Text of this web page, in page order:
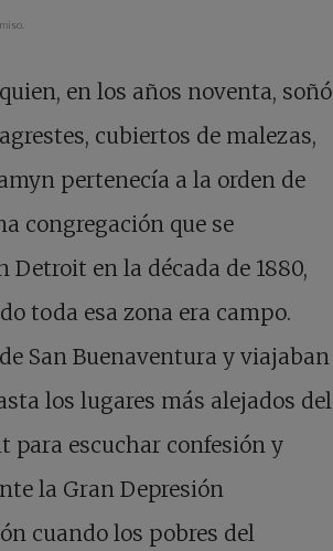
en los años noventa, soñó
cubiertos de malezas,
pertenecía a la orden de
congregación que se
en la década de 1880,
toda esa zona era campo.
San Buenaventura y viajaban
los lugares más alejados del
para escuchar confesión y
la Gran Depresión
cuando los pobres del